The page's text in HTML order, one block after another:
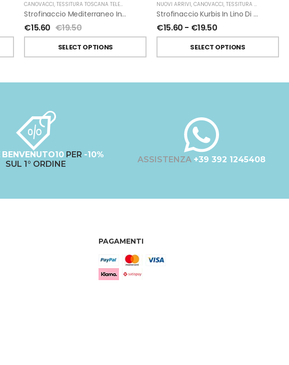
CANOVACCI,TESSITURA TOSCANA TELERIE
Strofinaccio Mediterraneo In Lino Di Tessitura Toscana Telerie
€15.60 €19.50
SELECT OPTIONS
NUOVI ARRIVI,CANOVACCI,TESSITURA TOSCANA TELERIE
Strofinaccio Kurbis In Lino Di Tessitura Toscana Telerie
€15.60 - €19.50
SELECT OPTIONS
BENVENUTO10 PER -10%
SUL 1° ORDINE
ASSISTENZA +39 392 1245408
PAGAMENTI